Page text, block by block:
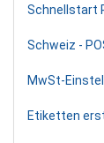
Schnellstart
Schweiz -
MwSt-
Etiketten